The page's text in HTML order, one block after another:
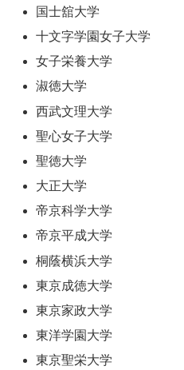
国士舘大学
十文字学園女子大学
女子栄養大学
淑徳大学
西武文理大学
聖心女子大学
聖徳大学
大正大学
帝京科学大学
帝京平成大学
桐蔭横浜大学
東京成徳大学
東京家政大学
東洋学園大学
東京聖栄大学